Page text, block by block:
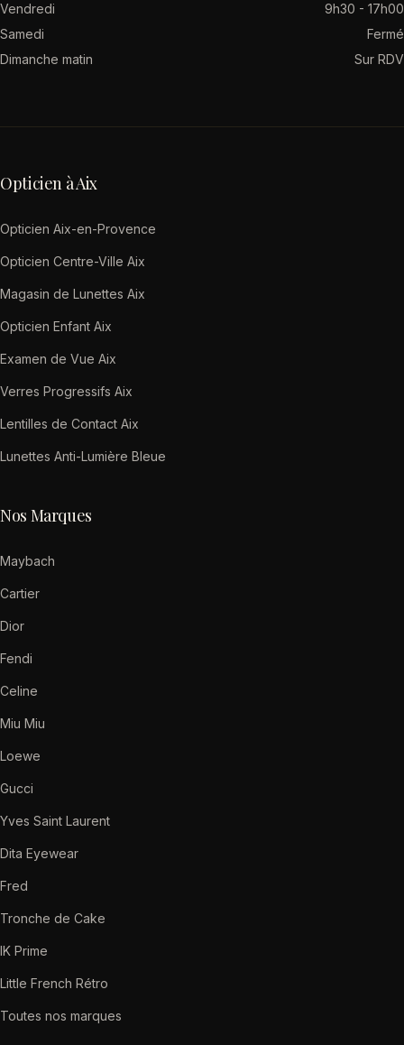
Vendredi
9h30 - 17h00
Samedi
Fermé
Dimanche matin
Sur RDV
Opticien à Aix
Opticien Aix-en-Provence
Opticien Centre-Ville Aix
Magasin de Lunettes Aix
Opticien Enfant Aix
Examen de Vue Aix
Verres Progressifs Aix
Lentilles de Contact Aix
Lunettes Anti-Lumière Bleue
Nos Marques
Maybach
Cartier
Dior
Fendi
Celine
Miu Miu
Loewe
Gucci
Yves Saint Laurent
Dita Eyewear
Fred
Tronche de Cake
IK Prime
Little French Rétro
Toutes nos marques